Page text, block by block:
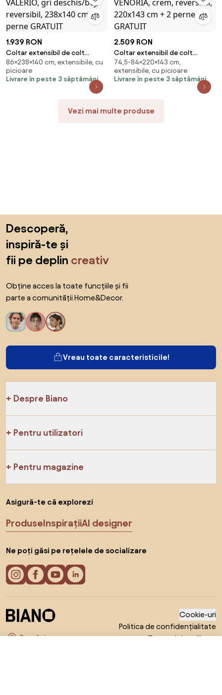
1.939 RON
Coltar extensibil de colt
VALERIO, gri deschis/bej,
reversibil, 238x140 cm + 2 perne
GRATUIT
86×238×140 cm, extensibile, cu
picioare
Livrare în peste 3 săptămâni
2.509 RON
Coltar extensibil de colt
VENORIA, crem, reversibil,
220x143 cm + 2 perne GRATUIT
74,5-84×220×143 cm,
extensibile, cu picioare
Livrare în peste 3 săptămâni
Vezi mai multe produse
Descoperă,
inspiră-te și
fii pe deplin creativ
Obține acces la toate funcțiile și fii
parte a comunității Home&Decor.
Vreau toate caracteristicile!
Despre Biano
Pentru utilizatori
Pentru magazine
Asigură-te că explorezi
ProduseInspirațiiAI designer
Ne poți găsi pe rețelele de socializare
Cookie-uri
Politica de confidențialitate
Termeni de utilizare